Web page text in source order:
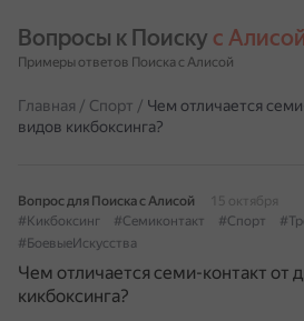
Вопросы к Поиску с Алисой
Примеры ответов Поиска с Алисой
Главная / Спорт / Чем отличается
видов кикбоксинга?
Вопрос для Поиска с Алисой
15 октября
#Кикбоксинг
#Семиконтакт #Спорт
#БоевыеИскусства
Чем отличается семи-контакт от
кикбоксинга?